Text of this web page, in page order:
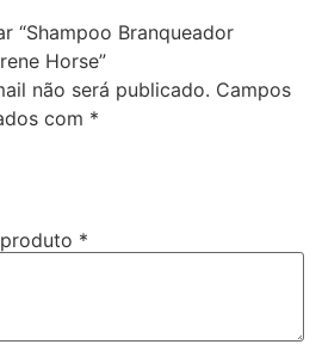
“Shampoo Branqueador
Horse”
não será publicado. Campos
com *
*